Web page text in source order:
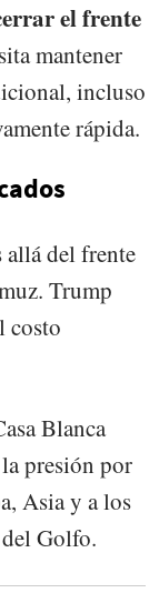
el frente
mantener
incluso
rápida.
allá del frente
Trump
costo
Blanca
presión por
Asia y a los
Golfo.